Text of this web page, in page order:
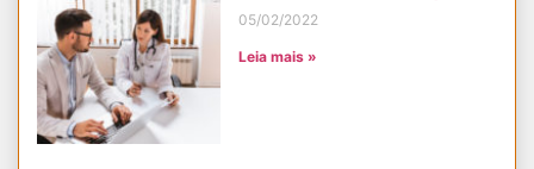
05/02/2022
Leia mais »